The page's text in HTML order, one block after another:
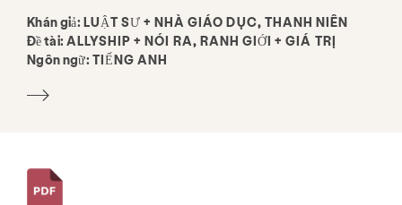
Thư viện tài nguyên
Việc làm
Khán giả: LUẬT SƯ + NHÀ GIÁO DỤC, THANH NIÊN
Đề tài: ALLYSHIP + NÓI RA, RANH GIỚI + GIÁ TRỊ
Ngôn ngữ: TIẾNG ANH